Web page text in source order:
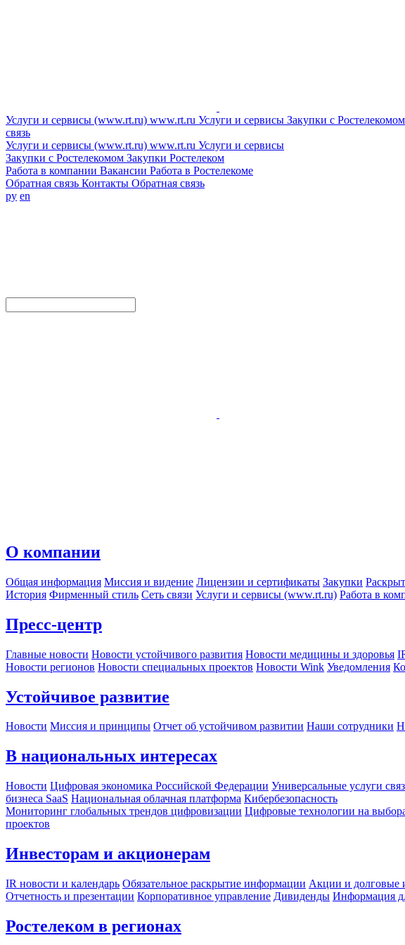
Услуги и сервисы (www.rt.ru) www.rt.ru Услуги и сервисы Закупки с Ростелекомом
связь
Услуги и сервисы (www.rt.ru) www.rt.ru Услуги и сервисы
Закупки с Ростелекомом Закупки Ростелеком
Работа в компании Вакансии Работа в Ростелекоме
Обратная связь Контакты Обратная связь
ру en
О компании
Общая информация Миссия и видение Лицензии и сертификаты Закупки
История Фирменный стиль Сеть связи Услуги и сервисы (www.rt.ru) Работа в
Пресс-центр
Главные новости Новости устойчивого развития Новости медицины и здоровья
Новости регионов Новости специальных проектов Новости Wink Уведомления
Устойчивое развитие
Новости Миссия и принципы Отчет об устойчивом развитии Наши сотрудники
В национальных интересах
Новости Цифровая экономика Российской Федерации Универсальные услуги
бизнеса SaaS Национальная облачная платформа Кибербезопасность
Мониторинг глобальных трендов цифровизации Цифровые технологии на
проектов
Инвесторам и акционерам
IR новости и календарь Обязательное раскрытие информации Акции и долговые
Отчетность и презентации Корпоративное управление Дивиденды Информация
Ростелеком в регионах